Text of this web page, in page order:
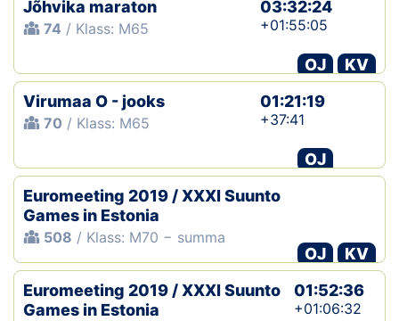
Jõhvika maraton
74 / Klass: M65
03:32:24
+01:55:05
OJ
KV
Virumaa O - jooks
70 / Klass: M65
01:21:19
+37:41
OJ
Euromeeting 2019 / XXXI Suunto
Games in Estonia
508 / Klass: M70 − summa
OJ
KV
Euromeeting 2019 / XXXI Suunto
Games in Estonia
01:52:36
+01:06:32